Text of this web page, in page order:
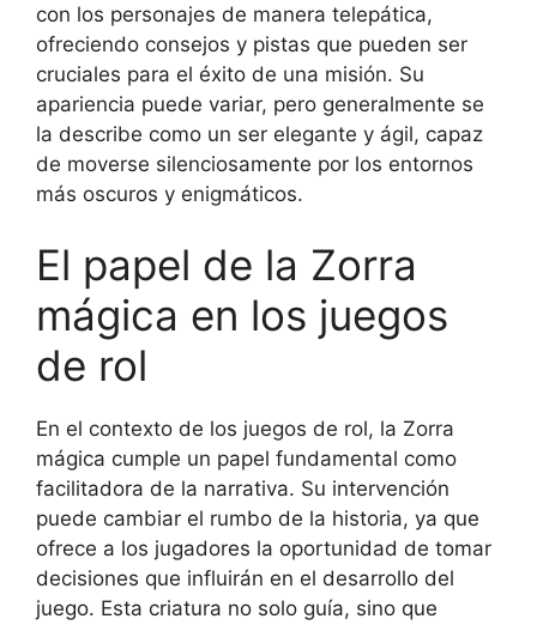
con los personajes de manera telepática,
ofreciendo consejos y pistas que pueden ser
cruciales para el éxito de una misión. Su
apariencia puede variar, pero generalmente se
la describe como un ser elegante y ágil, capaz
de moverse silenciosamente por los entornos
más oscuros y enigmáticos.
El papel de la Zorra
mágica en los juegos
de rol
En el contexto de los juegos de rol, la Zorra
mágica cumple un papel fundamental como
facilitadora de la narrativa. Su intervención
puede cambiar el rumbo de la historia, ya que
ofrece a los jugadores la oportunidad de tomar
decisiones que influirán en el desarrollo del
juego. Esta criatura no solo guía, sino que